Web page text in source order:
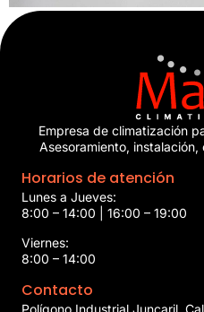
Empresa de climatización
Asesoramiento,
Horarios de atención
Lunes a Jueves:
8:00 – 14:00 | 16:00 – 19:00
Viernes:
8:00 – 14:00
Contacto
Polígono Industrial Juncaril,